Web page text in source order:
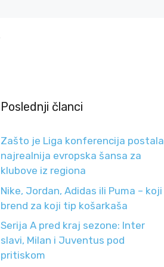
Poslednji članci
Zašto je Liga konferencija postala
najrealnija evropska šansa za
klubove iz regiona
Nike, Jordan, Adidas ili Puma – koji
brend za koji tip košarkaša
Serija A pred kraj sezone: Inter
slavi, Milan i Juventus pod
pritiskom